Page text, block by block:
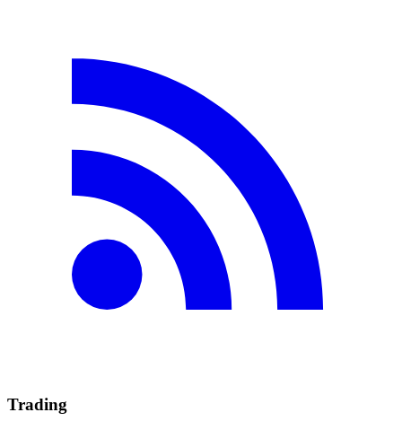
Trading